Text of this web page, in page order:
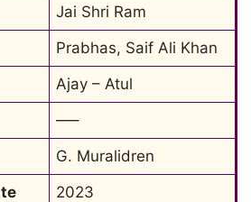
Jai Shri Ram
Prabhas, Saif Ali Khan
Ajay – Atul
—–
G. Muralidren
2023